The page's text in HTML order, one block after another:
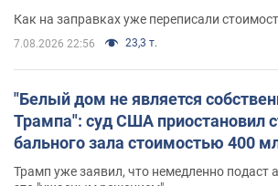
Как на заправках уже переписали
7.08.2026 22:56 23,3 т.
"Белый дом не является
Трампа": суд США приостановил
бального зала стоимостью 400
Трамп уже заявил, что немедленно подаст